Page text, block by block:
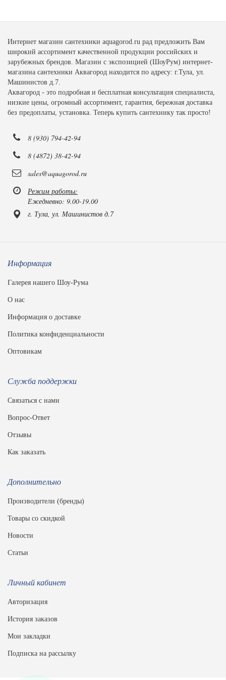
Интернет магазин сантехники aquagorod.ru рад предложить Вам
широкий ассортимент качественной продукции российских и
зарубежных брендов. Магазин с экспозицией (ШоуРум) интернет-
магазина сантехники Аквагород находится по адресу: г.Тула, ул.
Машинистов д.7.
Аквагород - это подробная и бесплатная консультация специалиста,
низкие цены, огромный ассортимент, гарантия, бережная доставка
без предоплаты, установка. Теперь купить сантехнику так просто!
8 (930) 794-42-94
8 (4872) 38-42-94
sales@aquagorod.ru
Режим работы:
Ежедневно: 9.00-19.00
г. Тула, ул. Машинистов д.7
Информация
Галерея нашего Шоу-Рума
О нас
Информация о доставке
Политика конфиденциальности
Оптовикам
Служба поддержки
Связаться с нами
Вопрос-Ответ
Отзывы
Как заказать
Дополнительно
Производители (бренды)
Товары со скидкой
Новости
Статьи
Личный кабинет
Авторизация
История заказов
Мои закладки
Подписка на рассылку